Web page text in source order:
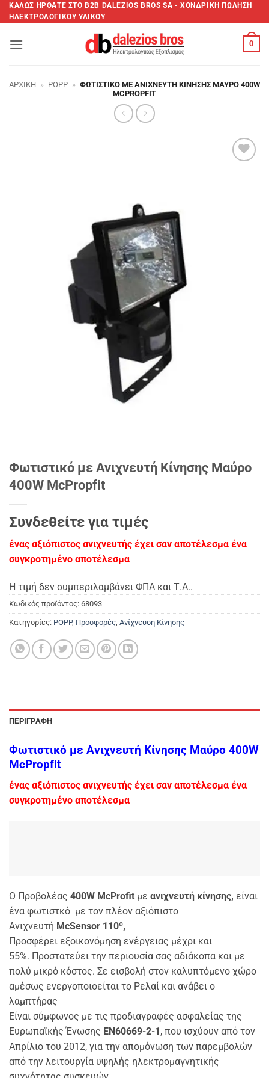
Μετάβαση
στο
ΚΑΛΩΣ ΗΡΘΑΤΕ ΣTO B2B DALEZIOS BROS SA - XΟΝΔΡΙΚΗ ΠΩΛΗΣΗ
ΗΛΕΚΤΡΟΛΟΓΙΚΟΥ ΥΛΙΚΟΥ
0
ΑΡΧΙΚΉ » POPP » ΦΩΤΙΣΤΙΚΌ ΜΕ ΑΝΙΧΝΕΥΤΉ ΚΊΝΗΣΗΣ ΜΑΎΡΟ 400W
MCPROPFIT
Φωτιστικό με Ανιχνευτή Κίνησης Μαύρο
400W McPropfit
Συνδεθείτε για τιμές
ένας αξιόπιστος ανιχνευτής έχει σαν αποτέλεσμα ένα
συγκροτημένο αποτέλεσμα
Η τιμή δεν συμπεριλαμβάνει ΦΠΑ και Τ.Α..
Κωδικός προϊόντος: 68093
Κατηγορίες: POPP, Προσφορές, Ανίχνευση Κίνησης
ΠΕΡΙΓΡΑΦΉ
Φωτιστικό με Ανιχνευτή Κίνησης Μαύρο 400W
McPropfit
ένας αξιόπιστος ανιχνευτής έχει σαν αποτέλεσμα ένα
συγκροτημένο αποτέλεσμα
Ο Προβολέας 400W McProfit με ανιχνευτή κίνησης, είναι
ένα φωτιστκό με τον πλέον αξιόπιστο
Ανιχνευτή McSensor 110º,
Προσφέρει εξοικονόμηση ενέργειας μέχρι και
55%. Προστατεύει την περιουσία σας αδιάκοπα και με
πολύ μικρό κόστος. Σε εισβολή στον καλυπτόμενο χώρο
αμέσως ενεργοποιοείται το Ρελαί και ανάβει ο
λαμπτήρας
Είναι σύμφωνος με τις προδιαγραφές ασφαλείας της
Ευρωπαϊκής Ένωσης EN60669-2-1 , που ισχύουν από τον
Απρίλιο του 2012, για την απομόνωση των παρεμβολών
από την λειτουργία υψηλής ηλεκτρομαγνητικής